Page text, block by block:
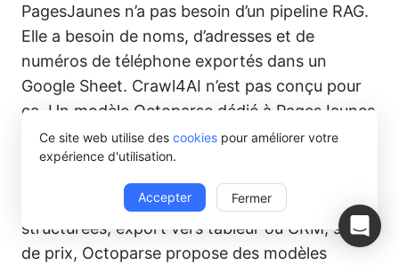
Ce site web utilise des cookies pour améliorer votre
expérience d'utilisation.
Accepter Fermer
PagesJaunes n’a pas besoin d’un pipeline RAG.
Elle a besoin de noms, d’adresses et de
numéros de téléphone exportés dans un
Google Sheet. Crawl4AI n’est pas conçu pour
ça. Un modèle Octoparse dédié à PagesJaunes
fait le travail en quelques clics, sans une ligne
de code.
Pour ce dernier type de besoin, données
structurées, export vers tableur ou CRM, suivi
de prix, Octoparse propose des modèles